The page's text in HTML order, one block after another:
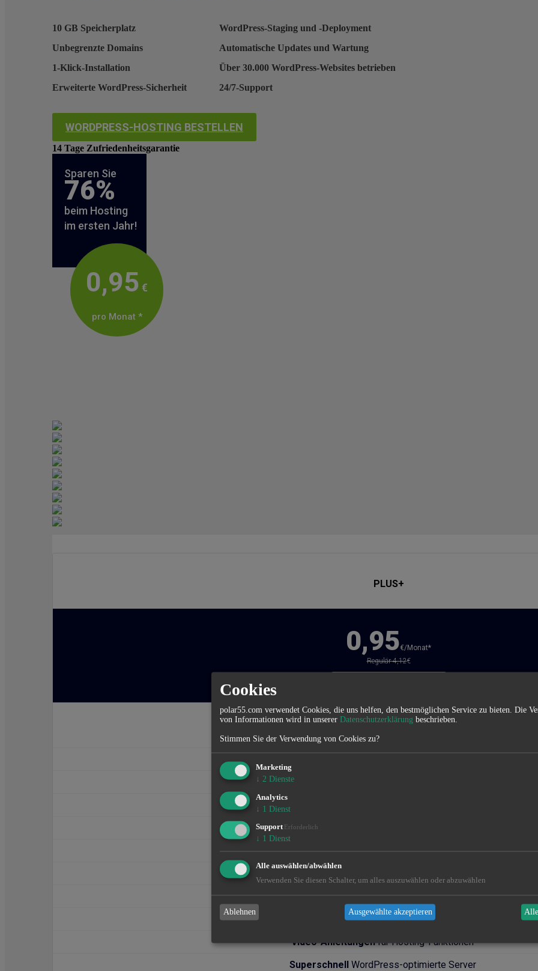
10 GB Speicherplatz
Unbegrenzte Domains
1-Klick-Installation
Erweiterte WordPress-Sicherheit
WordPress-Staging und -Deployment
Automatische Updates und Wartung
Über 30.000 WordPress-Websites betrieben
24/7-Support
WORDPRESS-HOSTING BESTELLEN
14 Tage Zufriedenheitsgarantie
Sparen Sie
76%
beim Hosting
im ersten Jahr!
0,95 €
pro Monat *
PLUS+
0,95€/Monat*
Regulär 4,12€
10 GB Speicher
+ kann auf bis zu 100 GB aufgerüstet werden
KOSTENLOSES
Einfache1-Klick-WordPress-Installation
Verbesserte Sicherheitfür Ihre WordPress-Websites
24/7 Unterstützung
Video-Anleitungenfür Hosting-Funktionen
SuperschnellWordPress-optimierte Server
Cookies
polar55.com verwendet Cookies, die uns helfen, den bestmöglichen Service zu bieten. Die
von Informationen wird in unserer Datenschutzerklärung beschrieben.
Stimmen Sie der Verwendung von Cookies zu?
Marketing
↓ 2 Dienste
Analytics
↓ 1 Dienst
Support Erforderlich
↓ 1 Dienst
Alle auswählen/abwählen
Verwenden Sie diesen Schalter, um alles auszuwählen oder abzuwählen
Ablehnen Ausgewählte akzeptieren